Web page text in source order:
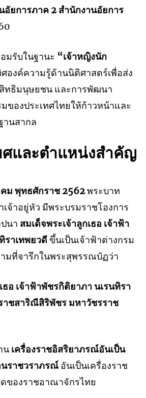
อัยการภาค 2 สำนักงานอัยการ
มรับในฐานะ “เจ้าหญิงนัก
องค์ความรู้ด้านนิติศาสตร์เพื่อส่ง
ทธิมนุษยชน และการพัฒนา
ของประเทศไทยให้ก้าวหน้าและ
านสากล
ศและตำแหน่งสำคัญ
ม พุทธศักราช 2562พระบาท
เจ้าอยู่หัว มีพระบรมราชโองการ
นา สมเด็จพระเจ้าลูกเธอ เจ้าฟ้า
ราเทพยวดี ขึ้นเป็นเจ้าฟ้าต่างกรม
มที่จารึกในพระสุพรรณบัฏว่า
ธอ เจ้าฟ้าพัชรกิติยาภา นเรนทิรา
าชสาริณีสิริพัชร มหาวัชรราช
น เครื่องราชอิสริยาภรณ์อันเป็น
ราชวราภรณ์ อันเป็นเครื่องราช
ของราชอาณาจักรไทย